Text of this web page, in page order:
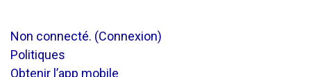
Non connecté. (Connexion)
Politiques
Obtenir l’app mobile